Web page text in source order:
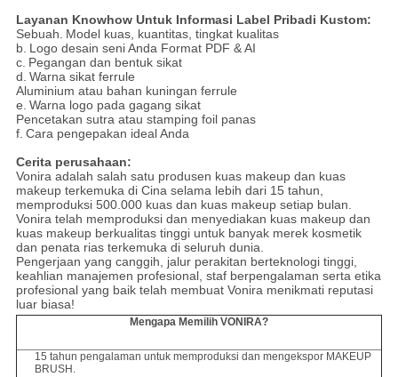
Layanan Knowhow Untuk Informasi Label Pribadi Kustom:
Sebuah. Model kuas, kuantitas, tingkat kualitas
b. Logo desain seni Anda Format PDF & AI
c. Pegangan dan bentuk sikat
d. Warna sikat ferrule
Aluminium atau bahan kuningan ferrule
e. Warna logo pada gagang sikat
Pencetakan sutra atau stamping foil panas
f. Cara pengepakan ideal Anda
Cerita perusahaan:
Vonira adalah salah satu produsen kuas makeup dan kuas
makeup terkemuka di Cina selama lebih dari 15 tahun,
memproduksi 500.000 kuas dan kuas makeup setiap bulan.
Vonira telah memproduksi dan menyediakan kuas makeup dan
kuas makeup berkualitas tinggi untuk banyak merek kosmetik
dan penata rias terkemuka di seluruh dunia.
Pengerjaan yang canggih, jalur perakitan berteknologi tinggi,
keahlian manajemen profesional, staf berpengalaman serta etika
profesional yang baik telah membuat Vonira menikmati reputasi
luar biasa!
Mengapa Memilih VONIRA?
15 tahun pengalaman untuk memproduksi dan mengekspor MAKEUP
BRUSH.